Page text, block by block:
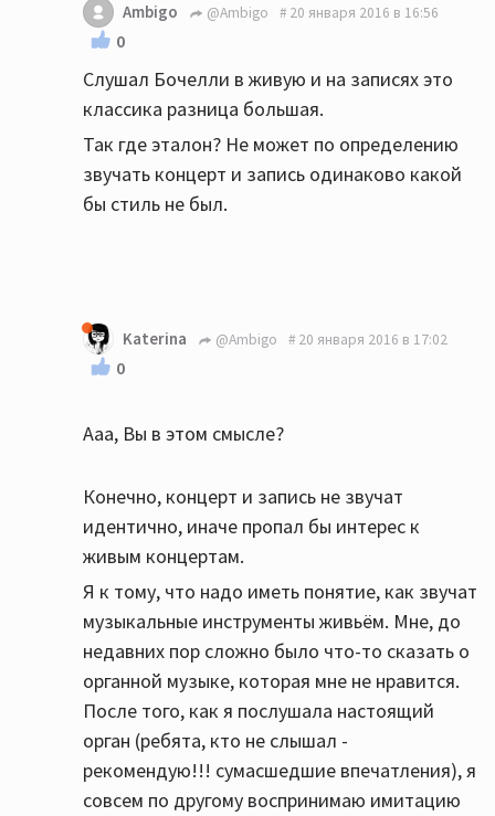
Ambigo @Ambigo 20 января 2016 в 16:56
0
Слушал Бочелли в живую и на записях это
классика разница большая.
Так где эталон? Не может по определению
звучать концерт и запись одинаково какой
бы стиль не был.
Katerina @Ambigo 20 января 2016 в 17:02
0
Ааа, Вы в этом смысле?
Конечно, концерт и запись не звучат
идентично, иначе пропал бы интерес к
живым концертам.
Я к тому, что надо иметь понятие, как звучат
музыкальные инструменты живьём. Мне, до
недавних пор сложно было что-то сказать о
органной музыке, которая мне не нравится.
После того, как я послушала настоящий
орган (ребята, кто не слышал -
рекомендую!!! сумасшедшие впечатления), я
совсем по другому воспринимаю имитацию